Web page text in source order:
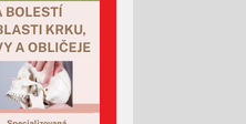
Září 2023
Srpen 2023
Červenec 2023
Červen 2023